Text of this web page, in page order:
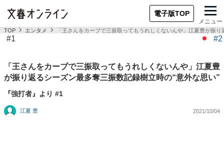
電子版TOP
メニュー
TOP エンタメ 「王さんをカーブで三振取ってもうれしくないんや」江夏豊が振
#1 #2
「王さんをカーブで三振取ってもうれしくないんや」江夏豊
が振り返るシーズン最多奪三振数記録樹立時の“意外な思い”
『強打者』より #1
江夏 豊 2021/10/04